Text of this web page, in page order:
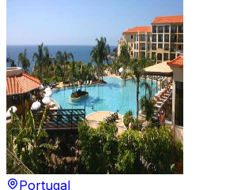
Portugal